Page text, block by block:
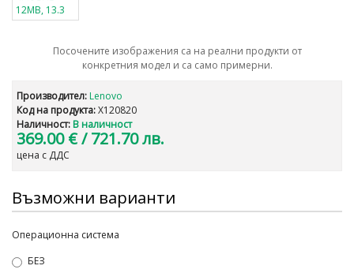
Посочените изображения са на реални продукти от
конкретния модел и са само примерни.
Производител: Lenovo
Код на продукта:X120820
Наличност: В наличност
369.00 €/ 721.70 лв.
цена с ДДС
Възможни варианти
Операционна система
БЕЗ